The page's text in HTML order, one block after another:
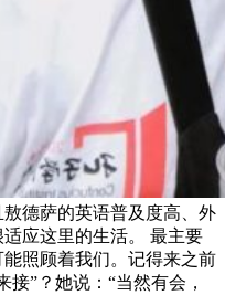
德萨的英语普及度高、外
应这里的生活。 最主要
照顾着我们。记得来之前
”？她说：“当然有会，